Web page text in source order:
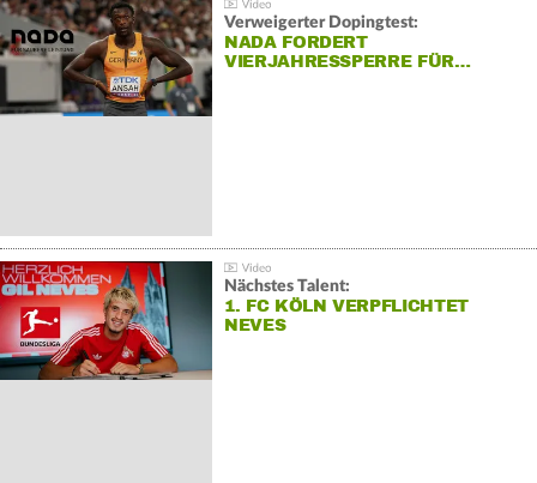
Verweigerter Dopingtest:
NADA FORDERT
VIERJAHRESSPERRE FÜR…
Nächstes Talent:
1. FC KÖLN VERPFLICHTET
NEVES